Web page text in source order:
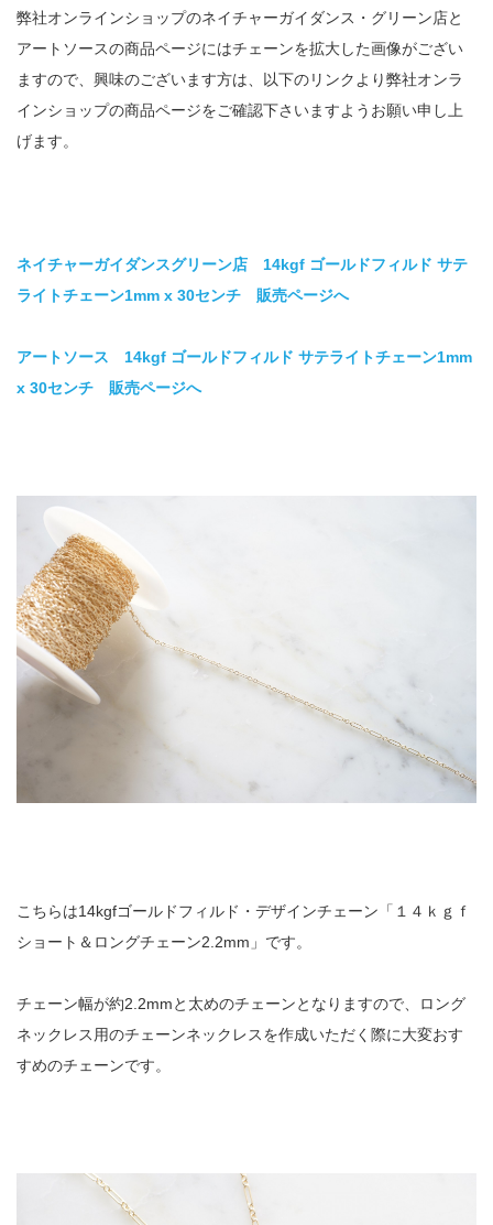
弊社オンラインショップのネイチャーガイダンス・グリーン店と
アートソースの商品ページにはチェーンを拡大した画像がござい
ますので、興味のございます方は、以下のリンクより弊社オンラ
インショップの商品ページをご確認下さいますようお願い申し上
げます。
ネイチャーガイダンスグリーン店 14kgf ゴールドフィルド サテ
ライトチェーン1mm x 30センチ 販売ページへ
アートソース 14kgf ゴールドフィルド サテライトチェーン1mm
x 30センチ 販売ページへ
こちらは14kgfゴールドフィルド・デザインチェーン「１４ｋｇｆ
ショート＆ロングチェーン2.2mm」です。
チェーン幅が約2.2mmと太めのチェーンとなりますので、ロング
ネックレス用のチェーンネックレスを作成いただく際に大変おす
すめのチェーンです。